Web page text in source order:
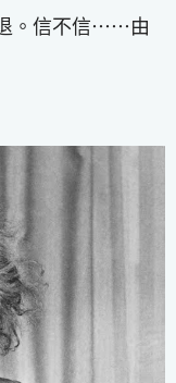
。信不信⋯⋯由